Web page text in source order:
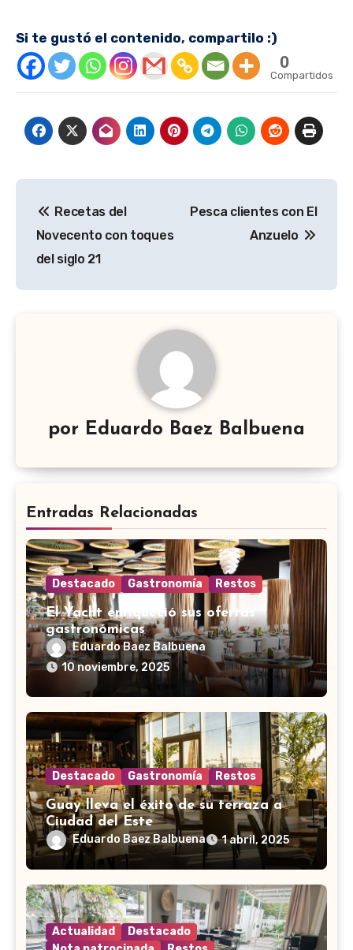
Si te gustó el contenido, compartilo :)
0
Compartidos
de
entradas
Recetas del
Novecento con toques
del siglo 21
Pesca clientes con El
Anzuelo
por Eduardo Baez Balbuena
Entradas Relacionadas
Destacado Gastronomía Restos
El Yacht enriqueció sus ofertas
gastronómicas
Eduardo Baez Balbuena
10 noviembre, 2025
Destacado Gastronomía Restos
Guay lleva el éxito de su terraza a
Ciudad del Este
Eduardo Baez Balbuena 1 abril, 2025
Actualidad
Destacado